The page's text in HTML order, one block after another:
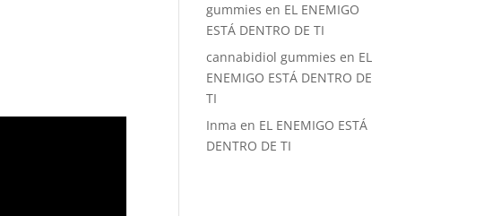
gummies en EL ENEMIGO
ESTÁ DENTRO DE TI
cannabidiol gummies en EL
ENEMIGO ESTÁ DENTRO DE
TI
Inma en EL ENEMIGO ESTÁ
DENTRO DE TI